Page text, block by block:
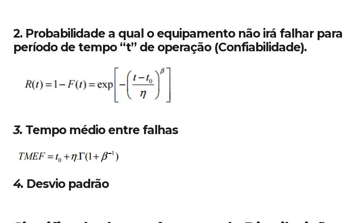
2. Probabilidade a qual o equipamento não irá falhar
período de tempo “t” de operação (Confiabilidade).
3. Tempo médio entre falhas
4. Desvio padrão